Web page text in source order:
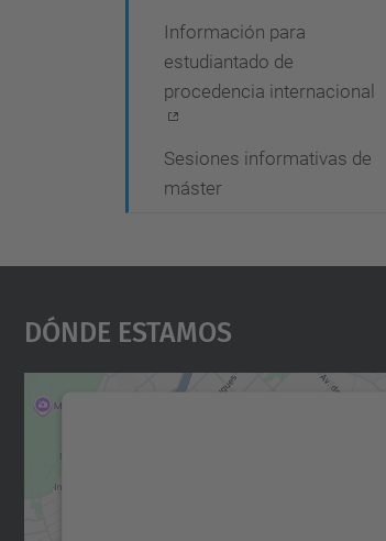
Información para
estudiantado de
procedencia internacional
Sesiones informativas de
máster
Dónde Estamos